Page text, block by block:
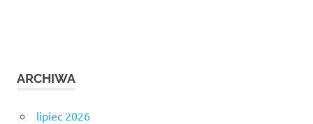
ARCHIWA
lipiec 2026